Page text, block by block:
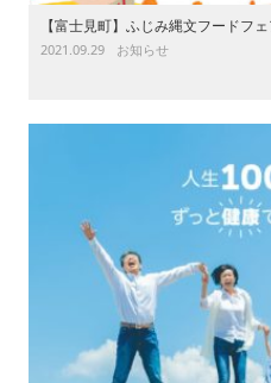
【富士見町】ふじみ縄文フードフ
2021.09.29 お知らせ